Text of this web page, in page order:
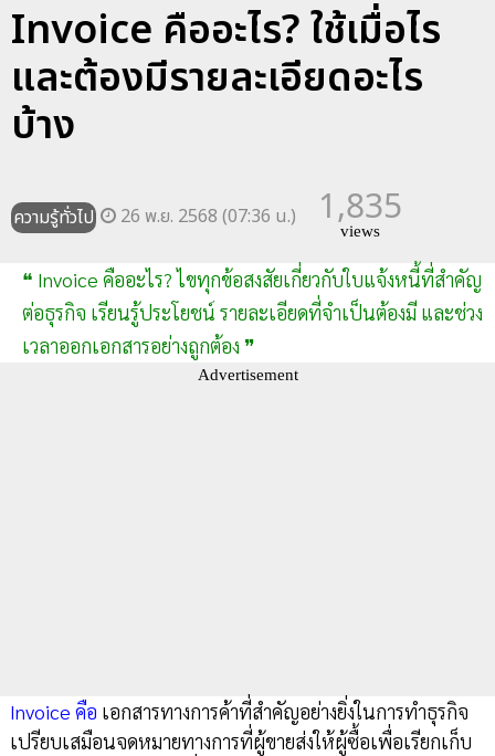
Invoice คืออะไร? ใช้เมื่อไร
และต้องมีรายละเอียดอะไร
บ้าง
ความรู้ทั่วไป 26 พ.ย. 2568 (07:36 น.) 1,835
views
❝ Invoice คืออะไร? ไขทุกข้อสงสัยเกี่ยวกับใบแจ้งหนี้ที่สำคัญ
ต่อธุรกิจ เรียนรู้ประโยชน์ รายละเอียดที่จำเป็นต้องมี และช่วง
เวลาออกเอกสารอย่างถูกต้อง ❞
Advertisement
Invoice คือ เอกสารทางการค้าที่สำคัญอย่างยิ่งในการทำธุรกิจ
เปรียบเสมือนจดหมายทางการที่ผู้ขายส่งให้ผู้ซื้อเพื่อเรียกเก็บ